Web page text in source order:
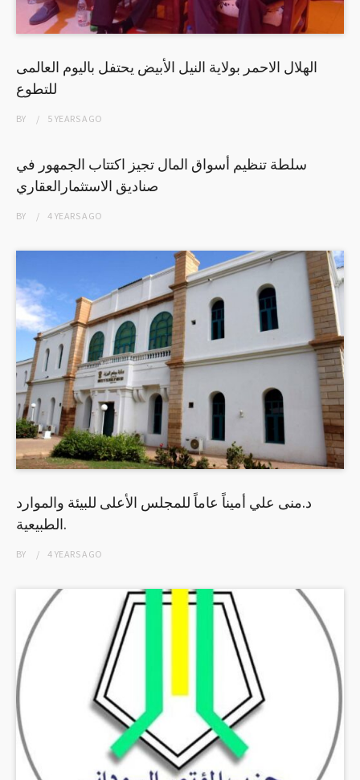
الهلال الاحمر بولاية النيل الأبيض يحتفل باليوم العالمى
للتطوع
BY 5 YEARSAGO
سلطة تنظيم أسواق المال تجيز اكتتاب الجمهور في
صناديق الاستثمارالعقاري
BY 4 YEARSAGO
د.منى علي أميناً عاماً للمجلس الأعلى للبيئة والموارد
الطبيعية.
BY 4 YEARSAGO